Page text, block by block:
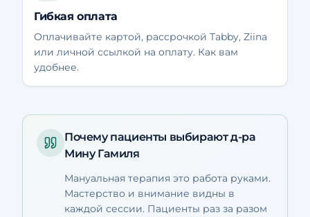
Гибкая оплата
Оплачивайте картой, рассрочкой Tabby, Ziina
или личной ссылкой на оплату. Как вам
удобнее.
Почему пациенты выбирают д-ра
Мину Гамиля
Мануальная терапия это работа руками.
Мастерство и внимание видны в
каждой сессии. Пациенты раз за разом